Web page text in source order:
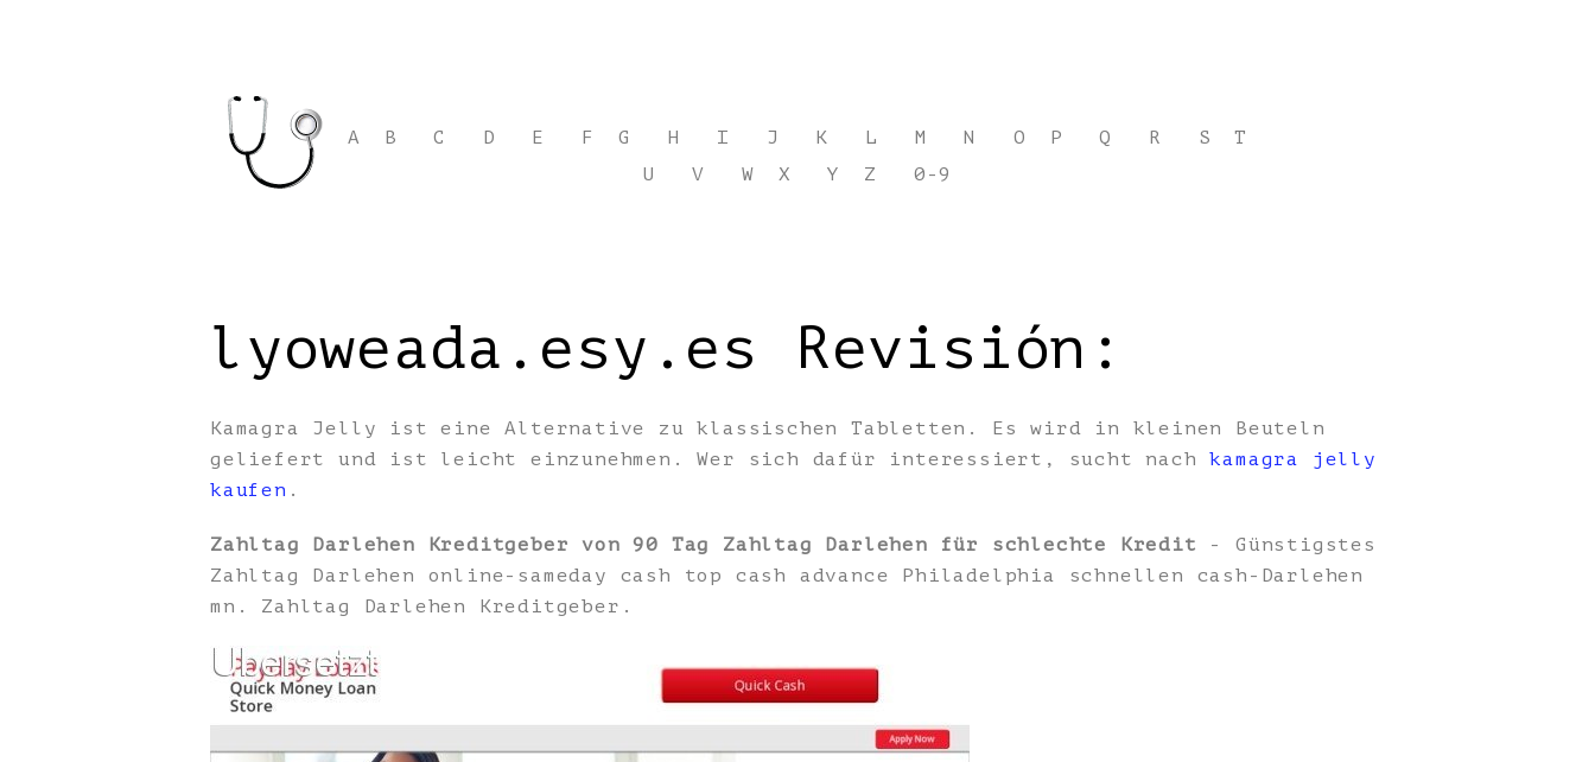
A B C D E F G H I J K L M N O P Q R S
T
U
V W X Y Z 0-9
lyoweada.esy.es Revisión:
Kamagra Jelly ist eine Alternative zu klassischen Tabletten. Es wird in kleinen Beuteln
geliefert und ist leicht einzunehmen. Wer sich dafür interessiert, sucht nachkamagra jelly
kaufen .
Zahltag Darlehen Kreditgeber von 90 Tag Zahltag Darlehen für schlechte Kredit - Günstigstes
Zahltag Darlehen online-sameday cash top cash advance Philadelphia schnellen cash-Darlehen
mn. Zahltag Darlehen Kreditgeber.